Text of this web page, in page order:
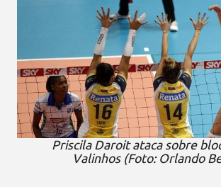
Priscila Daroit ataca sobre
Valinhos (Foto: Orlando